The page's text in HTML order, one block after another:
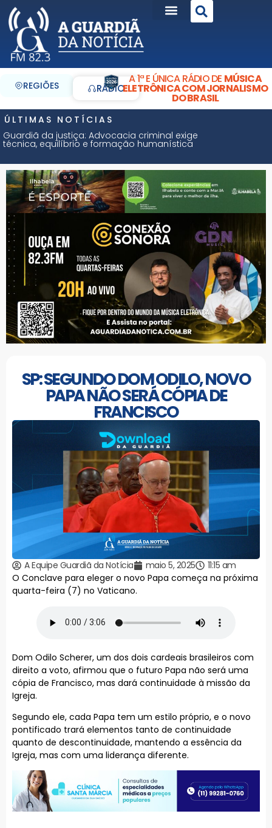
REGIÕES RÁDIO
A 1ª E ÚNICA RÁDIO DE MÚSICA
ELETRÔNICA COM JORNALISMO
DO BRASIL
ÚLTIMAS NOTÍCIAS
Guardiã da justiça: Advocacia criminal exige
técnica, equilíbrio e formação humanística
SP: SEGUNDO DOM ODILO, NOVO
PAPA NÃO SERÁ CÓPIA DE
FRANCISCO
A Equipe Guardiã da Notícia maio 5, 2025
11:15 am
O Conclave para eleger o novo Papa começa na próxima
quarta-feira (7) no Vaticano.
Dom Odilo Scherer, um dos dois cardeais brasileiros com
direito a voto, afirmou que o futuro Papa não será uma
cópia de Francisco, mas dará continuidade à missão da
Igreja.
Segundo ele, cada Papa tem um estilo próprio, e o novo
pontificado trará elementos tanto de continuidade
quanto de descontinuidade, mantendo a essência da
Igreja, mas com uma liderança diferente.